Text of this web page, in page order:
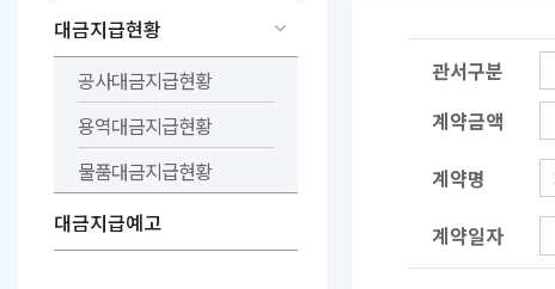
대금지급현황
공사대금지급현황
용역대금지급현황
물품대금지급현황
대금지급예고
관서구분
계약금액
계약명
계약일자